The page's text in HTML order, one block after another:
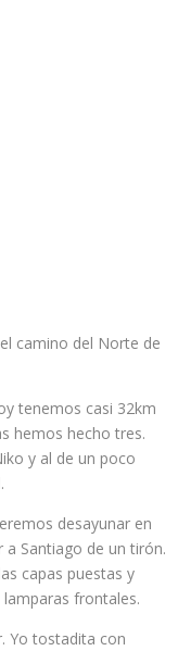
camino del Norte de
tenemos casi 32km
hemos hecho tres.
y al de un poco
desayunar en
a Santiago de un tirón.
capas puestas y
frontales.
Yo tostadita con